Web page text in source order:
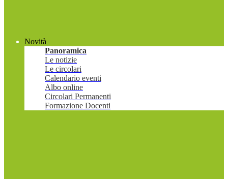
Novità
Panoramica
Le notizie
Le circolari
Calendario eventi
Albo online
Circolari Permanenti
Formazione Docenti